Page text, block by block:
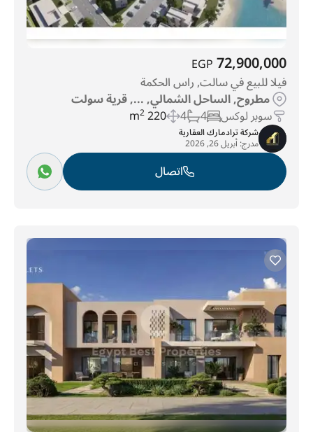
72,900,000
EGP
فيلا للبيع في سالت, راس الحكمة
مطروح, الساحل الشمالي, ..., قرية سولت
سوبر لوكس 4
4
220 m
2
شركة ترادمارك العقارية
مدرج:أبريل 26, 2026
اتصال